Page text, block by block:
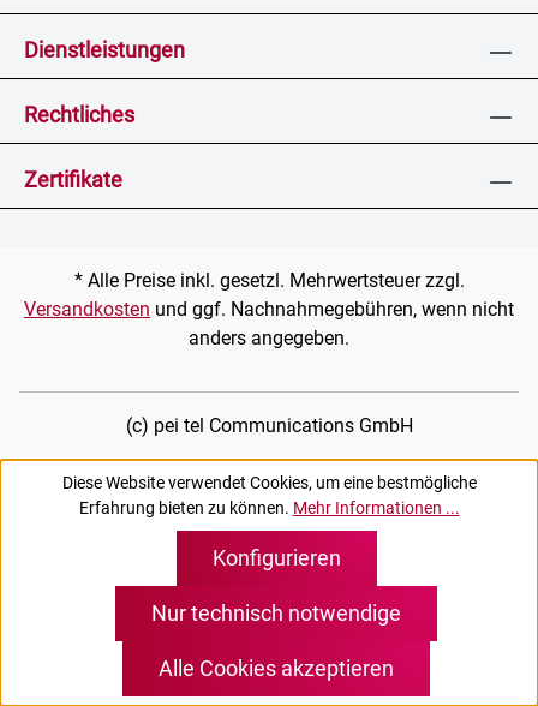
Dienstleistungen
Rechtliches
Zertifikate
* Alle Preise inkl. gesetzl. Mehrwertsteuer zzgl.
Versandkosten und ggf. Nachnahmegebühren, wenn nicht
anders angegeben.
(c) pei tel Communications GmbH
Diese Website verwendet Cookies, um eine bestmögliche
Erfahrung bieten zu können. Mehr Informationen ...
Nur technisch notwendige
Konfigurieren
Alle Cookies akzeptieren